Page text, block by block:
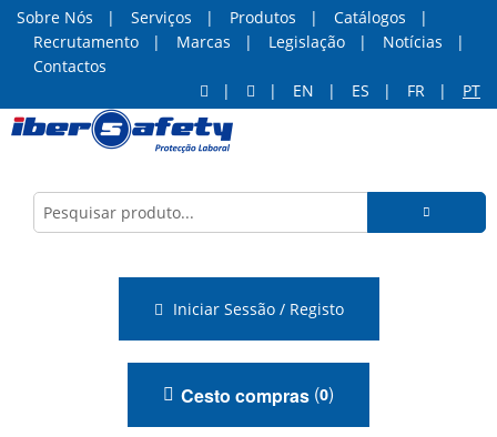
Sobre Nós Serviços Produtos
Catálogos
Recrutamento
Marcas Legislação
Notícias
Contactos
EN
ES FR PT
Iniciar Sessão / Registo
Cesto compras (0)